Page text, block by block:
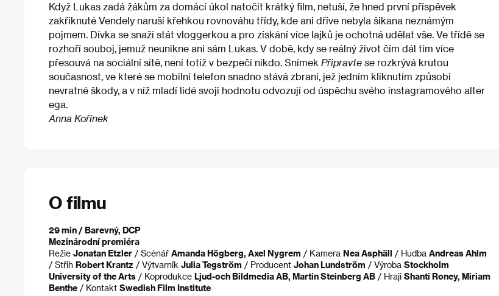
Když Lukas zadá žákům za domácí úkol natočit krátký film, netuší, že hned první příspěvek
zakřiknuté Vendely naruší křehkou rovnováhu třídy, kde ani dříve nebyla šikana neznámým
pojmem. Dívka se snaží stát vloggerkou a pro získání více lajků je ochotná udělat vše. Ve třídě se
rozhoří souboj, jemuž neunikne ani sám Lukas. V době, kdy se reálný život čím dál tím více
přesouvá na sociální sítě, není totiž v bezpečí nikdo. Snímek Připravte se rozkrývá krutou
současnost, ve které se mobilní telefon snadno stává zbraní, jež jedním kliknutím způsobí
nevratné škody, a v níž mladí lidé svoji hodnotu odvozují od úspěchu svého instagramového alter
ega.
Anna Kořínek
O filmu
29 min / Barevný, DCP
Mezinárodní premiéra
Režie Jonatan Etzler / Scénář Amanda Högberg, Axel Nygrem / Kamera Nea Asphäll / Hudba Andreas Ahlm
/ Střih Robert Krantz / Výtvarník Julia Tegström / Producent Johan Lundström / Výroba Stockholm
University of the Arts / Koprodukce Ljud-och Bildmedia AB, Martin Steinberg AB / Hrají Shanti Roney, Miriam
Benthe / Kontakt Swedish Film Institute